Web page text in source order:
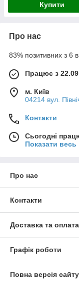
Купити
Про нас
83% позитивних з 6
Працює з
м. Київ
04214 вул.
Контакти
Сьогодні
Показати весь
Про нас
Контакти
Доставка та оплата
Графік роботи
Повна версія сайту